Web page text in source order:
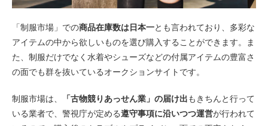
「制服市場」での商品在庫数は日本一とも言われており、多彩な
アイテムの中から欲しいものを選び購入することができます。ま
た、制服だけでなく水着やシューズなどの付属アイテムの豊富さ
の面でも群を抜いているオークションサイトです。
制服市場は、 「古物競りあっせん業」の届け出もきちんと行って
いる業者で、警視庁が定める遵守事項に沿いつつ運営が行われて